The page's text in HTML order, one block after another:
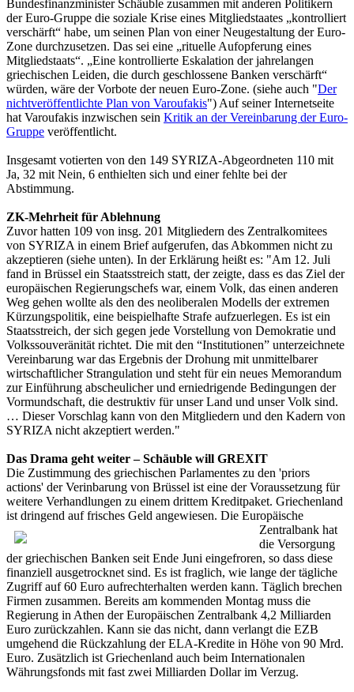
Bundesfinanzminister Schäuble zusammen mit anderen Politikern
der Euro-Gruppe die soziale Krise eines Mitgliedstaates „kontrolliert
verschärft“ habe, um seinen Plan von einer Neugestaltung der Euro-
Zone durchzusetzen. Das sei eine „rituelle Aufopferung eines
Mitgliedstaats“. „Eine kontrollierte Eskalation der jahrelangen
griechischen Leiden, die durch geschlossene Banken verschärft“
würden, wäre der Vorbote der neuen Euro-Zone. (siehe auch "Der
nichtveröffentlichte Plan von Varoufakis") Auf seiner Internetseite
hat Varoufakis inzwischen sein Kritik an der Vereinbarung der Euro-
Gruppe veröffentlicht.
Insgesamt votierten von den 149 SYRIZA-Abgeordneten 110 mit
Ja, 32 mit Nein, 6 enthielten sich und einer fehlte bei der
Abstimmung.
ZK-Mehrheit für Ablehnung
Zuvor hatten 109 von insg. 201 Mitgliedern des Zentralkomitees
von SYRIZA in einem Brief aufgerufen, das Abkommen nicht zu
akzeptieren (siehe unten). In der Erklärung heißt es: "Am 12. Juli
fand in Brüssel ein Staatsstreich statt, der zeigte, dass es das Ziel der
europäischen Regierungschefs war, einem Volk, das einen anderen
Weg gehen wollte als den des neoliberalen Modells der extremen
Kürzungspolitik, eine beispielhafte Strafe aufzuerlegen. Es ist ein
Staatsstreich, der sich gegen jede Vorstellung von Demokratie und
Volkssouveränität richtet. Die mit den “Institutionen” unterzeichnete
Vereinbarung war das Ergebnis der Drohung mit unmittelbarer
wirtschaftlicher Strangulation und steht für ein neues Memorandum
zur Einführung abscheulicher und erniedrigende Bedingungen der
Vormundschaft, die destruktiv für unser Land und unser Volk sind.
… Dieser Vorschlag kann von den Mitgliedern und den Kadern von
SYRIZA nicht akzeptiert werden."
Das Drama geht weiter – Schäuble will GREXIT
Die Zustimmung des griechischen Parlamentes zu den 'priors
actions' der Verinbarung von Brüssel ist eine der Voraussetzung für
weitere Verhandlungen zu einem drittem Kreditpaket. Griechenland
ist dringend auf frisches Geld angewiesen. Die Europäische
Zentralbank hat
die Versorgung
der griechischen Banken seit Ende Juni eingefroren, so dass diese
finanziell ausgetrocknet sind. Es ist fraglich, wie lange der tägliche
Zugriff auf 60 Euro aufrechterhalten werden kann. Täglich brechen
Firmen zusammen. Bereits am kommenden Montag muss die
Regierung in Athen der Europäischen Zentralbank 4,2 Milliarden
Euro zurückzahlen. Kann sie das nicht, dann verlangt die EZB
umgehend die Rückzahlung der ELA-Kredite in Höhe von 90 Mrd.
Euro. Zusätzlich ist Griechenland auch beim Internationalen
Währungsfonds mit fast zwei Milliarden Dollar im Verzug.